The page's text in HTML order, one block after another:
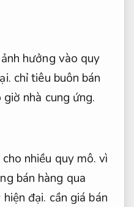
hưởng vào quy
chỉ tiêu buôn bán
nhà cung ứng.
nhiều quy mô. vì
bán hàng qua
đại. cần giá bán